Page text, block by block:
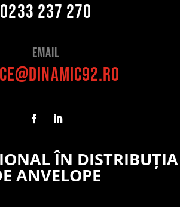
0233 237 270
Email
ÎN DISTRIBUȚIA
ANVELOPE